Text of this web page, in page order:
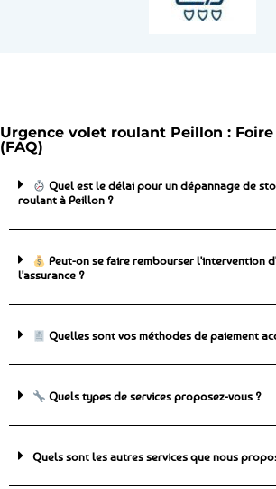
Urgence volet roulant Peillon :
(FAQ)
Quel est le délai pour un dépannage de
roulant à Peillon ?
Peut-on se faire rembourser l'intervention
l'assurance ?
Quelles sont vos méthodes de paiement
Quels types de services proposez-vous ?
Quels sont les autres services que nous